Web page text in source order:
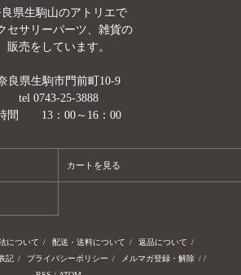
県生駒山のアトリエで
セサリーパーツ、雑貨の
販売をしています。
良県生駒市門前町10-9
tel 0743-25-3888
間 13：00～16：00
カートを見る
について / 配送・送料について / 返品について /
記 / プライバシーポリシー / メルマガ登録・解除 / /